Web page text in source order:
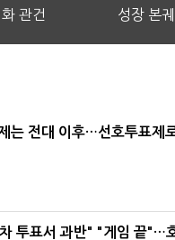
관건
성장 본
는 전대 이후…선호투표제
투표서 과반" "게임 끝"…